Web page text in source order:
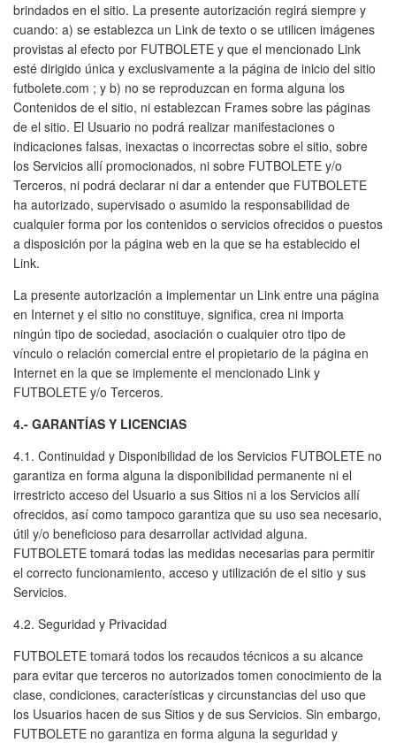
brindados en el sitio. La presente autorización regirá siempre y
cuando: a) se establezca un Link de texto o se utilicen imágenes
provistas al efecto por FUTBOLETE y que el mencionado Link
esté dirigido única y exclusivamente a la página de inicio del sitio
futbolete.com ; y b) no se reproduzcan en forma alguna los
Contenidos de el sitio, ni establezcan Frames sobre las páginas
de el sitio. El Usuario no podrá realizar manifestaciones o
indicaciones falsas, inexactas o incorrectas sobre el sitio, sobre
los Servicios allí promocionados, ni sobre FUTBOLETE y/o
Terceros, ni podrá declarar ni dar a entender que FUTBOLETE
ha autorizado, supervisado o asumido la responsabilidad de
cualquier forma por los contenidos o servicios ofrecidos o puestos
a disposición por la página web en la que se ha establecido el
Link.
La presente autorización a implementar un Link entre una página
en Internet y el sitio no constituye, significa, crea ni importa
ningún tipo de sociedad, asociación o cualquier otro tipo de
vínculo o relación comercial entre el propietario de la página en
Internet en la que se implemente el mencionado Link y
FUTBOLETE y/o Terceros.
4.- GARANTÍAS Y LICENCIAS
4.1. Continuidad y Disponibilidad de los Servicios FUTBOLETE no
garantiza en forma alguna la disponibilidad permanente ni el
irrestricto acceso del Usuario a sus Sitios ni a los Servicios allí
ofrecidos, así como tampoco garantiza que su uso sea necesario,
útil y/o beneficioso para desarrollar actividad alguna.
FUTBOLETE tomará todas las medidas necesarias para permitir
el correcto funcionamiento, acceso y utilización de el sitio y sus
Servicios.
4.2. Seguridad y Privacidad
FUTBOLETE tomará todos los recaudos técnicos a su alcance
para evitar que terceros no autorizados tomen conocimiento de la
clase, condiciones, características y circunstancias del uso que
los Usuarios hacen de sus Sitios y de sus Servicios. Sin embargo,
FUTBOLETE no garantiza en forma alguna la seguridad y